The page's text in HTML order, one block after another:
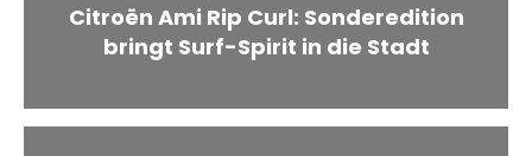
Citroën Ami Rip Curl: Sonderedition
bringt Surf-Spirit in die Stadt